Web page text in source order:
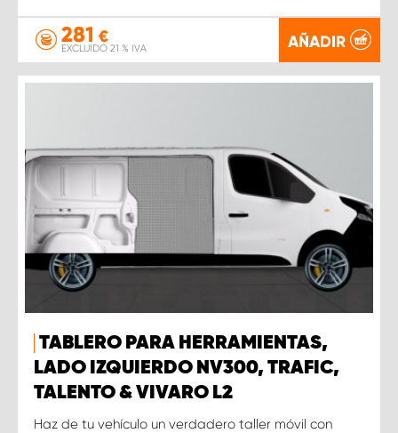
281 €
EXCLUIDO 21 % IVA AÑADIR
TABLERO PARA HERRAMIENTAS,
LADO IZQUIERDO NV300, TRAFIC,
TALENTO & VIVARO L2
Haz de tu vehículo un verdadero taller móvil con